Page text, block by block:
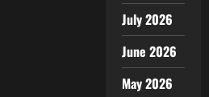
July 2026
June 2026
May 2026